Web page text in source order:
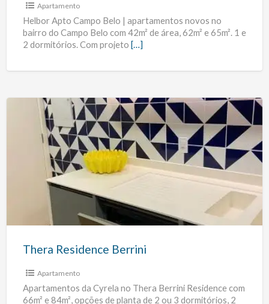
Apartamento
Helbor Apto Campo Belo | apartamentos novos no
bairro do Campo Belo com 42m² de área, 62m² e 65m². 1 e
2 dormitórios. Com projeto […]
Residence
Thera Residence Berrini
Apartamento
Apartamentos da Cyrela no Thera Berrini Residence com
66m² e 84m², opções de planta de 2 ou 3 dormitórios, 2